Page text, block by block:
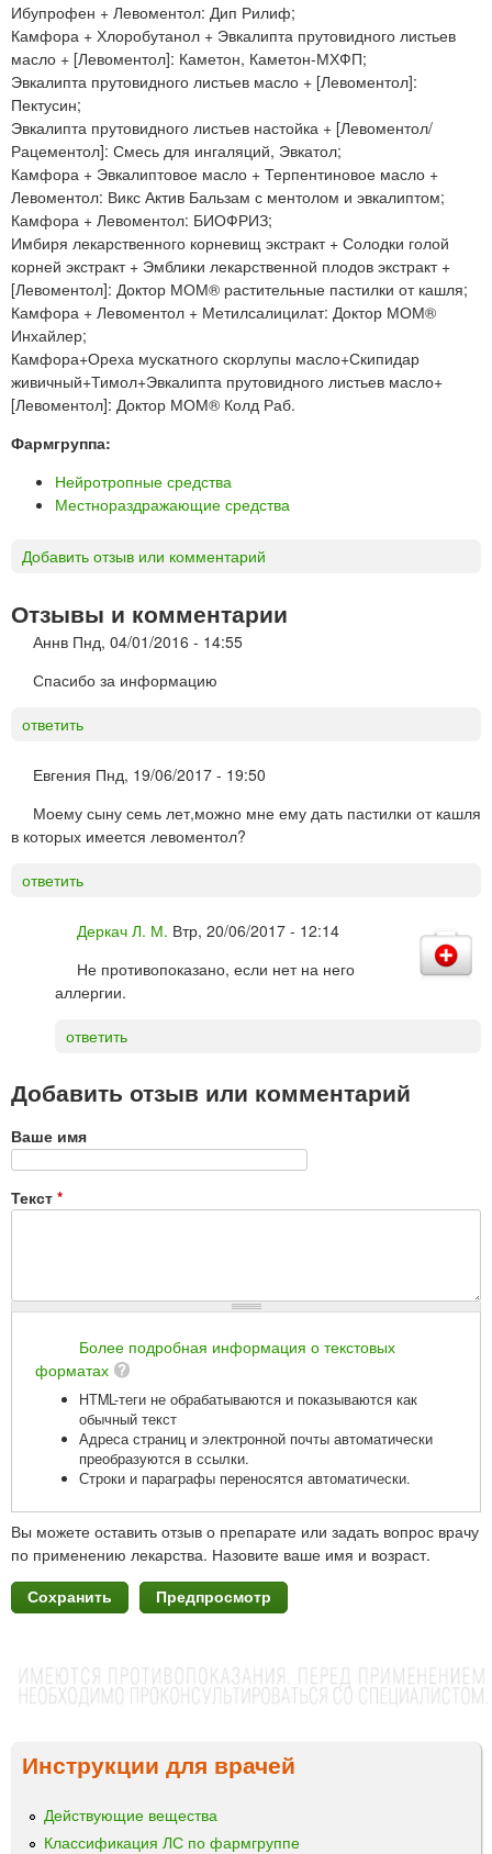
Ибупрофен + Левоментол: Дип Рилиф;
Камфора + Хлоробутанол + Эвкалипта прутовидного листьев
масло + [Левоментол]: Каметон, Каметон-МХФП;
Эвкалипта прутовидного листьев масло + [Левоментол]:
Пектусин;
Эвкалипта прутовидного листьев настойка + [Левоментол/
Рацементол]: Смесь для ингаляций, Эвкатол;
Камфора + Эвкалиптовое масло + Терпентиновое масло +
Левоментол: Викс Актив Бальзам с ментолом и эвкалиптом;
Камфора + Левоментол: БИОФРИЗ;
Имбиря лекарственного корневищ экстракт + Солодки голой
корней экстракт + Эмблики лекарственной плодов экстракт +
[Левоментол]: Доктор МОМ® растительные пастилки от кашля;
Камфора + Левоментол + Метилсалицилат: Доктор МОМ®
Инхайлер;
Камфора+Ореха мускатного скорлупы масло+Скипидар
живичный+Тимол+Эвкалипта прутовидного листьев масло+
[Левоментол]: Доктор МОМ® Колд Раб.
Фармгруппа:
Нейротропные средства
Местнораздражающие средства
Добавить отзыв или комментарий
Отзывы и комментарии
Аннв Пнд, 04/01/2016 - 14:55
Спасибо за информацию
ответить
Евгения Пнд, 19/06/2017 - 19:50
Моему сыну семь лет,можно мне ему дать пастилки от кашля
в которых имеется левоментол?
ответить
Деркач Л. М. Втр, 20/06/2017 - 12:14
Не противопоказано, если нет на него
аллергии.
ответить
Добавить отзыв или комментарий
Ваше имя
Текст *
Более подробная информация о текстовых
форматах
HTML-теги не обрабатываются и показываются как
обычный текст
Адреса страниц и электронной почты автоматически
преобразуются в ссылки.
Строки и параграфы переносятся автоматически.
Вы можете оставить отзыв о препарате или задать вопрос врачу
по применению лекарства. Назовите ваше имя и возраст.
Инструкции для врачей
Действующие вещества
Классификация ЛС по фармгруппе